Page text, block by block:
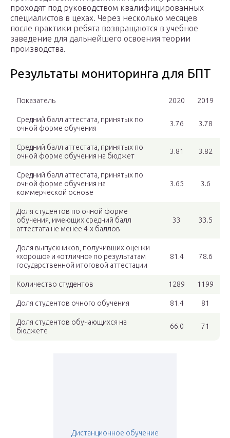
проходят под руководством квалифицированных
специалистов в цехах. Через несколько месяцев
после практики ребята возвращаются в учебное
заведение для дальнейшего освоения теории
производства.
Результаты мониторинга для БПТ
Показатель 2020 2019
Средний балл аттестата, принятых по
очной форме обучения
3.76 3.78
Средний балл аттестата, принятых по
очной форме обучения на бюджет
3.81 3.82
Средний балл аттестата, принятых по
очной форме обучения на
коммерческой основе
3.65 3.6
Доля студентов по очной форме
обучения, имеющих средний балл
аттестата не менее 4-х баллов
33 33.5
Доля выпускников, получивших оценки
«хорошо» и «отлично» по результатам
государственной итоговой аттестации
81.4 78.6
Количество студентов 1289 1199
Доля студентов очного обучения 81.4 81
Доля студентов обучающихся на
бюджете
66.0 71
Дистанционное обучение